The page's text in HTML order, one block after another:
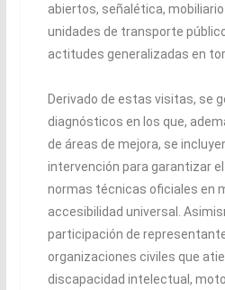
abiertos, señalética,
unidades de transporte
actitudes generalizadas en
Derivado de estas visitas, se
diagnósticos en los que,
de áreas de mejora, se
intervención para garantizar
normas técnicas oficiales en
accesibilidad universal.
participación de
organizaciones civiles que
discapacidad intelectual,